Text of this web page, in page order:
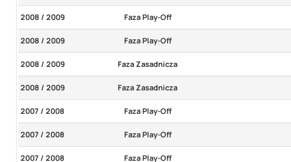
2008 / 2009 Faza Play-Off
2008 / 2009 Faza Play-Off
2008 / 2009 Faza Zasadnicza
2008 / 2009 Faza Zasadnicza
2007 / 2008 Faza Play-Off
2007 / 2008 Faza Play-Off
2007 / 2008 Faza Play-Off